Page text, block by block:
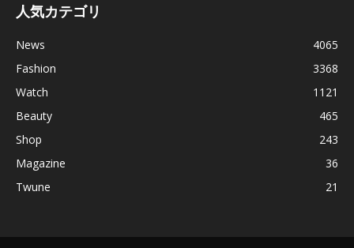
人気カテゴリ
News
4065
Fashion
3368
Watch
1121
Beauty
465
Shop
243
Magazine
36
Twune
21